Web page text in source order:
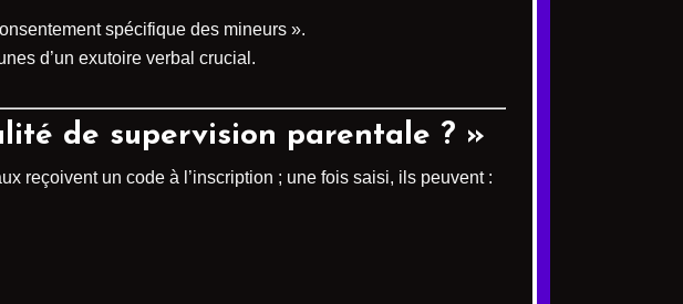
spécifique des mineurs ».
d’un exutoire verbal crucial.
de supervision parentale ? »
reçoivent un code à l’inscription ; une fois saisi, ils peuvent :